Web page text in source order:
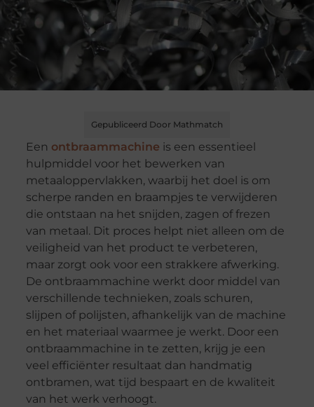
Gepubliceerd Door Mathmatch
Een ontbraammachine is een essentieel
hulpmiddel voor het bewerken van
metaaloppervlakken, waarbij het doel is om
scherpe randen en braampjes te verwijderen
die ontstaan na het snijden, zagen of frezen
van metaal. Dit proces helpt niet alleen om de
veiligheid van het product te verbeteren,
maar zorgt ook voor een strakkere afwerking.
De ontbraammachine werkt door middel van
verschillende technieken, zoals schuren,
slijpen of polijsten, afhankelijk van de machine
en het materiaal waarmee je werkt. Door een
ontbraammachine in te zetten, krijg je een
veel efficiënter resultaat dan handmatig
ontbramen, wat tijd bespaart en de kwaliteit
van het werk verhoogt.